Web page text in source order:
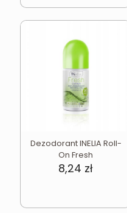
Dezodorant INELIA Roll-
On Fresh
8,24 zł